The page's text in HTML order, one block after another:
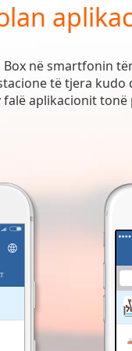
në smartfonin
të tjera kudo
aplikacionit tonë